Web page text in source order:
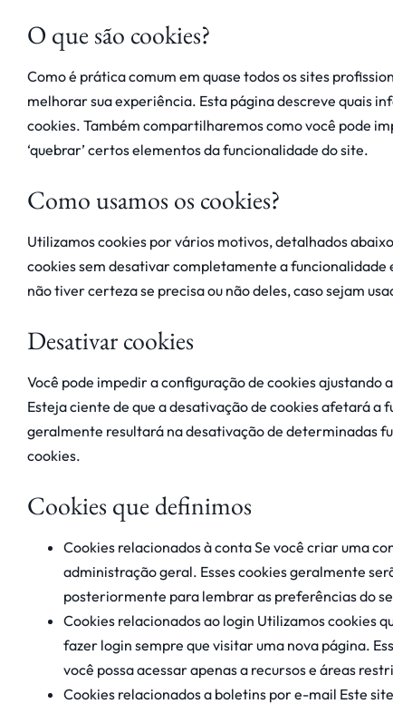
O que são cookies?
Como é prática comum em quase todos os sites
melhorar sua experiência. Esta página descreve quais
cookies. Também compartilharemos como você pode
‘quebrar’ certos elementos da funcionalidade do site.
Como usamos os cookies?
Utilizamos cookies por vários motivos, detalhados
cookies sem desativar completamente a funcionalidade
não tiver certeza se precisa ou não deles, caso sejam
Desativar cookies
Você pode impedir a configuração de cookies ajustando
Esteja ciente de que a desativação de cookies afetará a
geralmente resultará na desativação de determinadas
cookies.
Cookies que definimos
Cookies relacionados à conta Se você criar uma
administração geral. Esses cookies geralmente
posteriormente para lembrar as preferências do
Cookies relacionados ao login Utilizamos cookies
fazer login sempre que visitar uma nova página.
você possa acessar apenas a recursos e áreas
Cookies relacionados a boletins por e-mail Este